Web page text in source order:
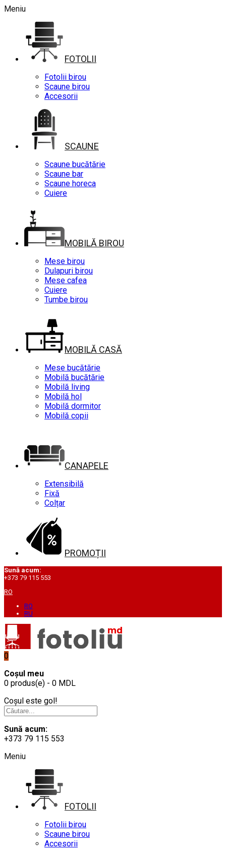
Meniu
FOTOLII
Fotolii birou
Scaune birou
Accesorii
SCAUNE
Scaune bucătărie
Scaune bar
Scaune horeca
Cuiere
MOBILĂ BIROU
Mese birou
Dulapuri birou
Mese cafea
Cuiere
Tumbe birou
MOBILĂ CASĂ
Mese bucătărie
Mobilă bucătărie
Mobilă living
Mobilă hol
Mobilă dormitor
Mobilă copii
CANAPELE
Extensibilă
Fixă
Colțar
PROMOȚII
Sună acum:
+373 79 115 553
RO
RO
RU
0
Coșul meu
0 produs(e) - 0 MDL
Coșul este gol!
Sună acum:
+373 79 115 553
Meniu
FOTOLII
Fotolii birou
Scaune birou
Accesorii